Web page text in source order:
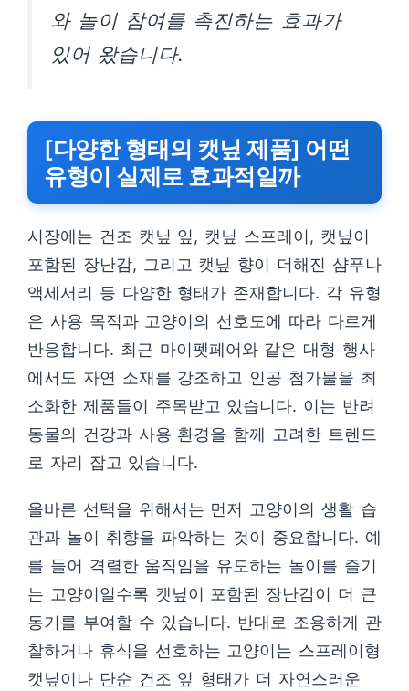
와 놀이 참여를 촉진하는 효과가
있어 왔습니다.
[다양한 형태의 캣닢 제품] 어떤
유형이 실제로 효과적일까
시장에는 건조 캣닢 잎, 캣닢 스프레이, 캣닢이
포함된 장난감, 그리고 캣닢 향이 더해진 샴푸나
액세서리 등 다양한 형태가 존재합니다. 각 유형
은 사용 목적과 고양이의 선호도에 따라 다르게
반응합니다. 최근 마이펫페어와 같은 대형 행사
에서도 자연 소재를 강조하고 인공 첨가물을 최
소화한 제품들이 주목받고 있습니다. 이는 반려
동물의 건강과 사용 환경을 함께 고려한 트렌드
로 자리 잡고 있습니다.
올바른 선택을 위해서는 먼저 고양이의 생활 습
관과 놀이 취향을 파악하는 것이 중요합니다. 예
를 들어 격렬한 움직임을 유도하는 놀이를 즐기
는 고양이일수록 캣닢이 포함된 장난감이 더 큰
동기를 부여할 수 있습니다. 반대로 조용하게 관
찰하거나 휴식을 선호하는 고양이는 스프레이형
캣닢이나 단순 건조 잎 형태가 더 자연스러운